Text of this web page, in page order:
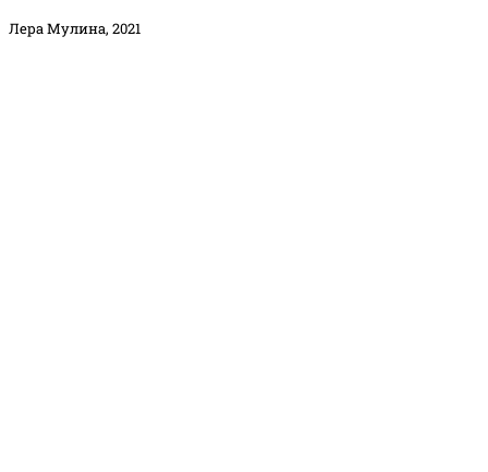
Лера Мулина, 2021